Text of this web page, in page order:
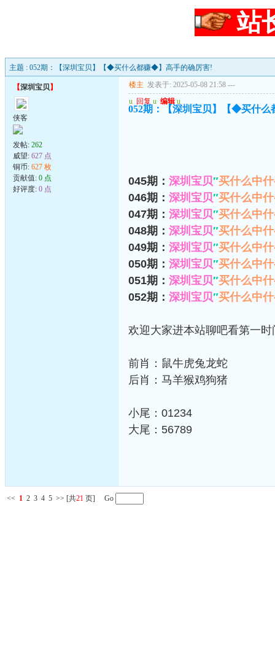
站
主题 : 052期：【深圳宝贝】【◆买什么都赚◆】高手的确厉害!
【深圳宝贝】
侠客
发帖: 262
威望: 627 点
铜币: 627 枚
贡献值: 0 点
好评度: 0 点
楼主 发表于: 2025-05-08 21:58 ---
u 回复 u 编辑 u
052期：【深圳宝贝】【◆买什
045期： 深圳宝贝″买什么中
046期： 深圳宝贝″买什么中
047期： 深圳宝贝″买什么中
048期： 深圳宝贝″买什么中
049期： 深圳宝贝″买什么中
050期： 深圳宝贝″买什么中
051期： 深圳宝贝″买什么中
052期： 深圳宝贝″买什么中
欢迎大家进本站聊吧看第一时
前肖：鼠牛虎兔龙蛇
后肖：马羊猴鸡狗猪
小尾：01234
大尾：56789
<< 1 2 3 4 5 >> [共21 页] Go